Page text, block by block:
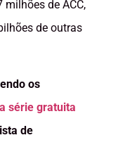
de ACC,
de outras
os
série gratuita
de